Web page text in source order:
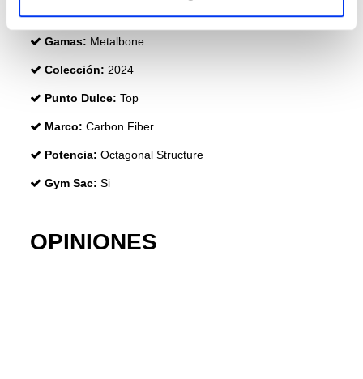
Customización: Weight & Balance System
Gamas: Metalbone
Colección: 2024
Punto Dulce: Top
Marco: Carbon Fiber
Potencia: Octagonal Structure
Gym Sac: Si
OPINIONES